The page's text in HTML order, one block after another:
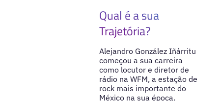
Qual é a sua
Trajetória?
Alejandro González Iñárritu
começou a sua carreira
como locutor e diretor de
rádio na WFM, a estação de
rock mais importante do
México na sua época.